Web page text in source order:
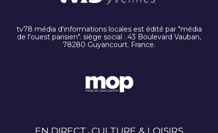
tv78 média d'informations locales est édité par "média
de l'ouest parisien". siège social : 43 Boulevard Vauban,
78280 Guyancourt. France.
EN DIRECT CULTURE & LOISIRS